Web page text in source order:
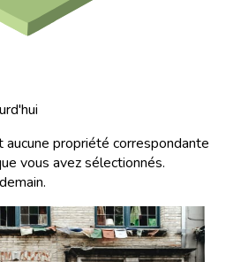
propriété correspondante
vous avez sélectionnés.